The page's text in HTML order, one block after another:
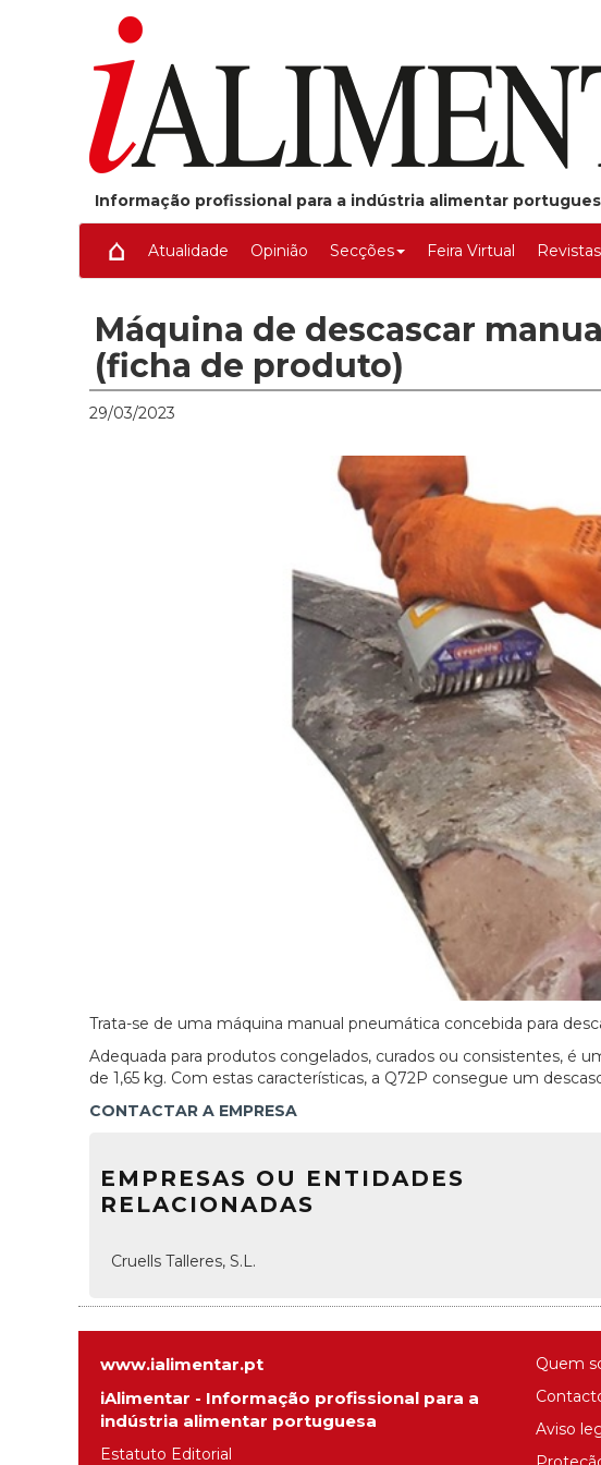
Informação profissional para a indústria alimentar
Atualidade Opinião Secções Feira Virtual Revistas
Máquina de descascar
(ficha de produto)
29/03/2023
Trata-se de uma máquina manual pneumática concebida para
Adequada para produtos congelados, curados ou consistentes, é
de 1,65 kg. Com estas características, a Q72P consegue um
CONTACTAR A EMPRESA
EMPRESAS OU ENTIDADES
RELACIONADAS
Cruells Talleres, S.L.
www.ialimentar.pt
iAlimentar - Informação profissional para a
indústria alimentar portuguesa
Estatuto Editorial
Quem
Aviso